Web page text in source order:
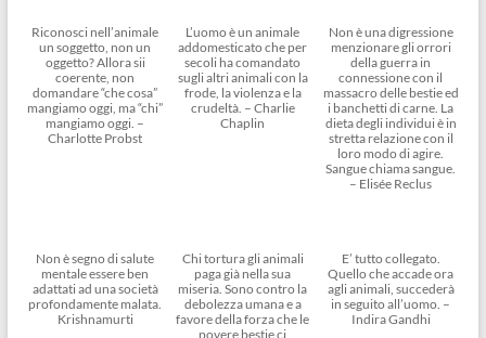
Riconosci nell’animale
un soggetto, non un
oggetto? Allora sii
coerente, non
domandare “che cosa”
mangiamo oggi, ma “chi”
mangiamo oggi. –
Charlotte Probst
L’uomo è un animale
addomesticato che per
secoli ha comandato
sugli altri animali con la
frode, la violenza e la
crudeltà. – Charlie
Chaplin
Non è una digressione
menzionare gli orrori
della guerra in
connessione con il
massacro delle bestie ed
i banchetti di carne. La
dieta degli individui è in
stretta relazione con il
loro modo di agire.
Sangue chiama sangue.
– Elisée Reclus
Non è segno di salute
mentale essere ben
adattati ad una società
profondamente malata.
Krishnamurti
Chi tortura gli animali
paga già nella sua
miseria. Sono contro la
debolezza umana e a
favore della forza che le
povere bestie ci
E’ tutto collegato.
Quello che accade ora
agli animali, succederà
in seguito all’uomo. –
Indira Gandhi